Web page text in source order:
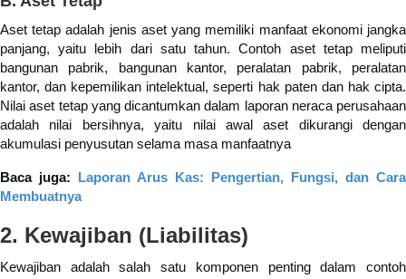
Aset tetap adalah jenis aset yang memiliki manfaat ekonomi jangka
panjang, yaitu lebih dari satu tahun. Contoh aset tetap meliputi
bangunan pabrik, bangunan kantor, peralatan pabrik, peralatan
kantor, dan kepemilikan intelektual, seperti hak paten dan hak cipta.
Nilai aset tetap yang dicantumkan dalam laporan neraca perusahaan
adalah nilai bersihnya, yaitu nilai awal aset dikurangi dengan
akumulasi penyusutan selama masa manfaatnya
Baca juga: Laporan Arus Kas: Pengertian, Fungsi, dan Cara
Membuatnya
2. Kewajiban (Liabilitas)
Kewajiban adalah salah satu komponen penting dalam contoh